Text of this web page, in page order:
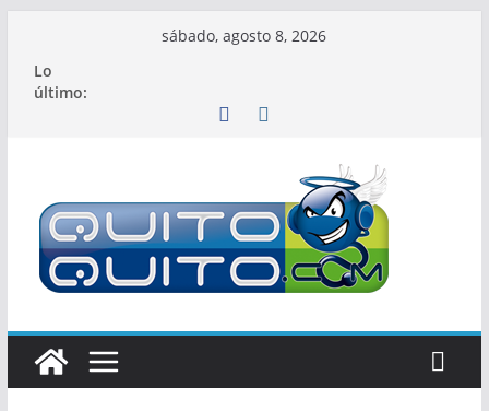
contenido
sábado, agosto 8, 2026
Lo
último: